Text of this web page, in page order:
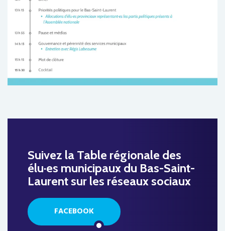
Suivez la Table régionale des
élu·es municipaux du Bas-Saint-
Laurent sur les réseaux sociaux
FACEBOOK